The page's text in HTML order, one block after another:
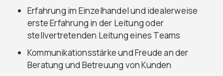
Erfahrung im Einzelhandel und idealerweise
erste Erfahrung in der Leitung oder
stellvertretenden Leitung eines Teams
Kommunikationsstärke und Freude an der
Beratung und Betreuung von Kunden